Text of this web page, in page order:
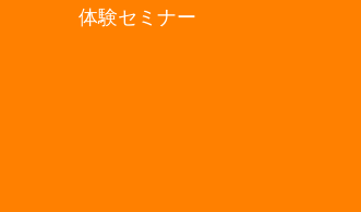
体験セミナー